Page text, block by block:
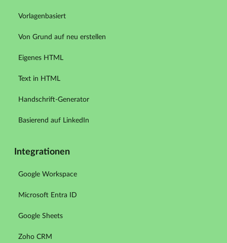
Vorlagenbasiert
Von Grund auf neu erstellen
Eigenes HTML
Text in HTML
Handschrift-Generator
Basierend auf LinkedIn
Integrationen
Google Workspace
Microsoft Entra ID
Google Sheets
Zoho CRM